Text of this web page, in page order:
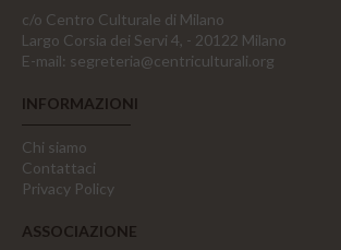
c/o Centro Culturale di Milano
Largo Corsia dei Servi 4, - 20122 Milano
E-mail: segreteria@centriculturali.org
INFORMAZIONI
Chi siamo
Contattaci
Privacy Policy
ASSOCIAZIONE